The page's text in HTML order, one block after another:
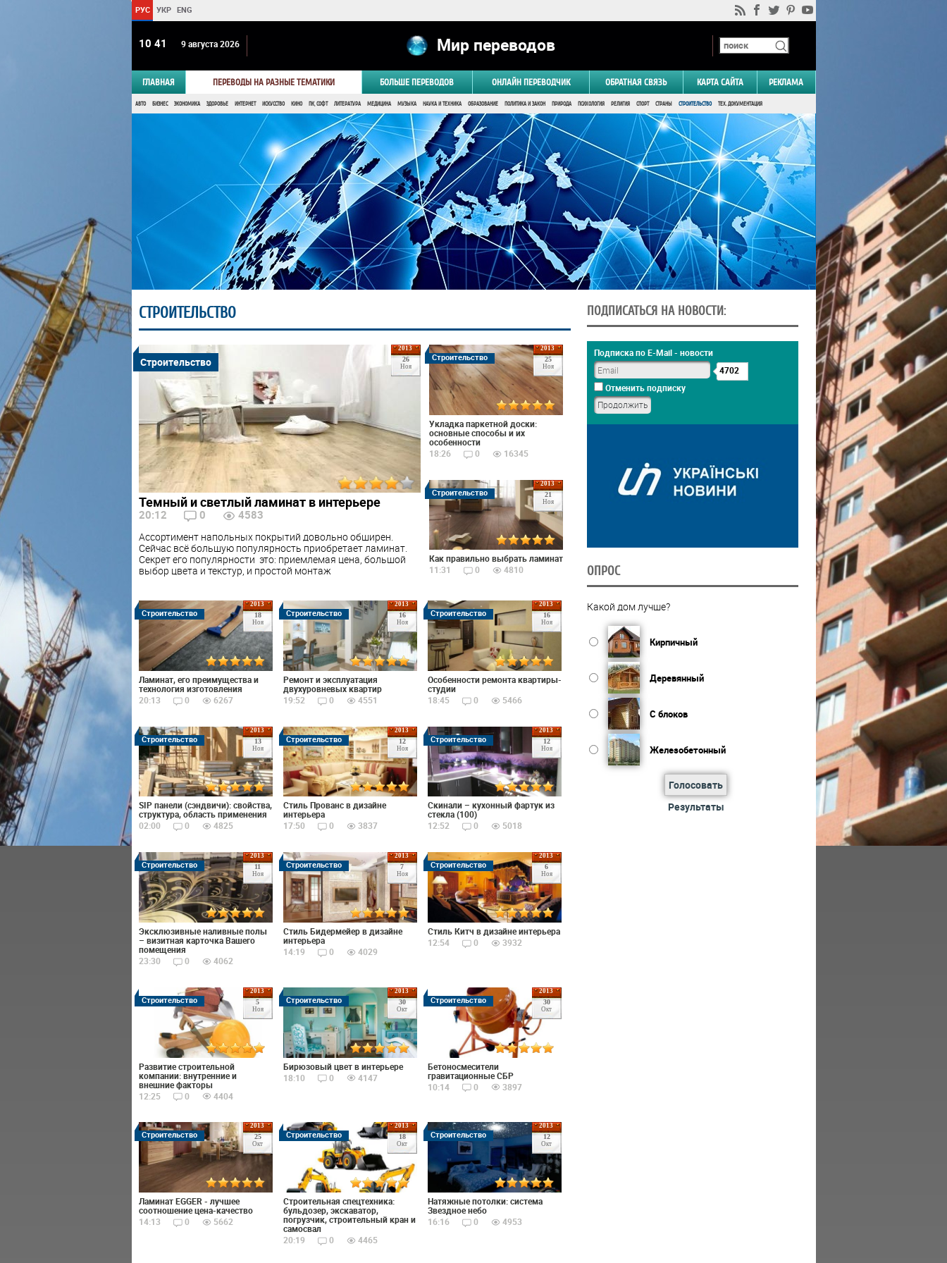
РУС УКР ENG
10:41 9 августа 2026 Мир переводов
ГЛАВНАЯ ПЕРЕВОДЫ НА РАЗНЫЕ ТЕМАТИКИ БОЛЬШЕ ПЕРЕВОДОВ ОНЛАЙН ПЕРЕВОДЧИК ОБРАТНАЯ СВЯЗЬ КАРТА САЙТА РЕКЛАМА
АВТО БИЗНЕС ЭКОНОМИКА ЗДОРОВЬЕ ИНТЕРНЕТ ИСКУССТВО КИНО ПК, СОФТ ЛИТЕРАТУРА МЕДИЦИНА МУЗЫКА НАУКА И ТЕХНИКА ОБРАЗОВАНИЕ ПОЛИТИКА И ЗАКОН ПРИРОДА ПСИХОЛОГИЯ РЕЛИГИЯ СПОРТ СТРАНЫ СТРОИТЕЛЬСТВО ТЕХ. ДОКУМЕНТАЦИЯ
СТРОИТЕЛЬСТВО
2013
26
Ноя
Строительство
Темный и светлый ламинат в интерьере
20:12 0 4583
Ассортимент напольных покрытий довольно обширен.
Сейчас всё большую популярность приобретает ламинат.
Секрет его популярности это: приемлемая цена, большой
выбор цвета и текстур, и простой монтаж
2013
25
Ноя
Строительство
Укладка паркетной доски:
основные способы и их
особенности
18:26
0 16345
2013
21
Ноя
Строительство
Как правильно выбрать ламинат
11:31
0 4810
2013
18
Ноя
Строительство
Ламинат, его преимущества и
технология изготовления
20:13
0 6267
2013
16
Ноя
Строительство
Ремонт и эксплуатация
двухуровневых квартир
19:52
0 4551
2013
16
Ноя
Строительство
Особенности ремонта квартиры-
студии
18:45
0 5466
2013
13
Ноя
Строительство
SIP панели (сэндвичи): свойства,
структура, область применения
02:00
0 4825
2013
12
Ноя
Строительство
Стиль Прованс в дизайне
интерьера
17:50
0 3837
2013
12
Ноя
Строительство
Скинали – кухонный фартук из
стекла (100)
12:52
0 5018
2013
11
Ноя
Строительство
Эксклюзивные наливные полы
– визитная карточка Вашего
помещения
23:30
0 4062
2013
7
Ноя
Строительство
Стиль Бидермейер в дизайне
интерьера
14:19
0 4029
2013
6
Ноя
Строительство
Стиль Китч в дизайне интерьера
12:54
0 3932
2013
5
Ноя
Строительство
Развитие строительной
компании: внутренние и
внешние факторы
12:25
0 4404
2013
30
Окт
Строительство
Бирюзовый цвет в интерьере
18:10
0 4147
2013
30
Окт
Строительство
Бетоносмесители
гравитационные СБР
10:14
0 3897
2013
25
Окт
Строительство
Ламинат EGGER - лучшее
соотношение цена-качество
14:13
0 5662
2013
18
Окт
Строительство
Строительная спецтехника:
бульдозер, экскаватор,
погрузчик, строительный кран и
самосвал
20:19
0 4465
2013
12
Окт
Строительство
Натяжные потолки: система
Звездное небо
16:16
0 4953
ПОДПИСАТЬСЯ НА НОВОСТИ:
Подписка по E-Mail - новости
4702
Отменить подписку
ОПРОС
Какой дом лучше?
Кирпичный
Деревянный
С блоков
Железобетонный
Голосовать
Результаты